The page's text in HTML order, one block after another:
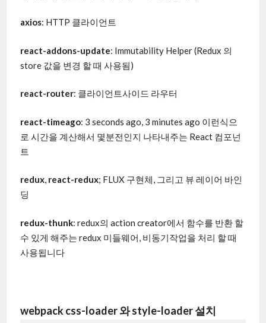
axios: HTTP 클라이언트
react-addons-update: Immutability Helper (Redux 의
store 값을 변경 할 때 사용됨)
react-router: 클라이언트사이드 라우터
react-timeago: 3 seconds ago, 3 minutes ago 이런식으
로 시간을 계산해서 몇분전인지 나타내주는 React 컴포넌
트
redux, react-redux; FLUX 구현체, 그리고 뷰 레이어 바인
딩
redux-thunk: redux의 action creator에서 함수를 반환 할
수 있게 해주는 redux 미들웨어, 비동기작업을 처리 할 때
사용됩니다
webpack css-loader 와 style-loader 설치